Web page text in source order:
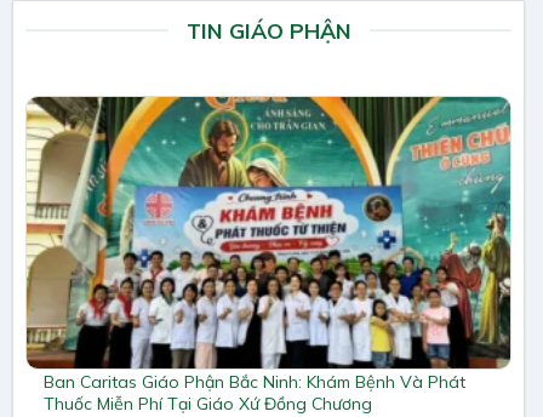
TIN GIÁO PHẬN
Ban Caritas Giáo Phận Bắc Ninh: Khám Bệnh Và Phát
Thuốc Miễn Phí Tại Giáo Xứ Đồng Chương